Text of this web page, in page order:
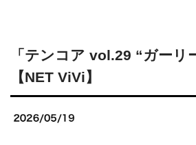
「テンコア vol.29 “ガーリ
【NET ViVi】